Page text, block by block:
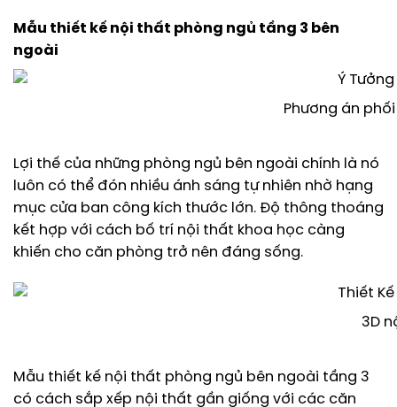
Mẫu thiết kế nội thất phòng ngủ tầng 3 bên
ngoài
Phương án
Lợi thế của những phòng ngủ bên ngoài chính là nó
luôn có thể đón nhiều ánh sáng tự nhiên nhờ hạng
mục cửa ban công kích thước lớn. Độ thông thoáng
kết hợp với cách bố trí nội thất khoa học càng
khiến cho căn phòng trở nên đáng sống.
3D
Mẫu thiết kế nội thất phòng ngủ bên ngoài tầng 3
có cách sắp xếp nội thất gần giống với các căn